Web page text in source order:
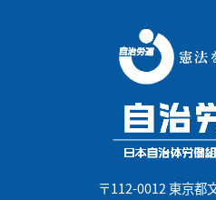
〒112-0012 東京都